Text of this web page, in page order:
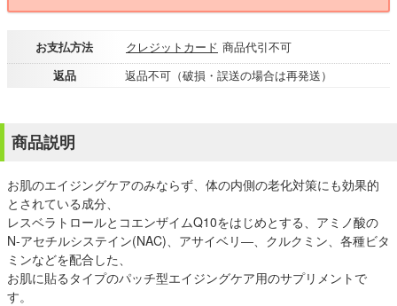
お支払方法 クレジットカード 商品代引不可
返品
返品不可（破損・誤送の場合は再発送）
商品説明
お肌のエイジングケアのみならず、体の内側の老化対策にも効果的
とされている成分、
レスベラトロールとコエンザイムQ10をはじめとする、アミノ酸の
N-アセチルシステイン(NAC)、アサイベリ―、クルクミン、各種ビタ
ミンなどを配合した、
お肌に貼るタイプのパッチ型エイジングケア用のサプリメントで
す。